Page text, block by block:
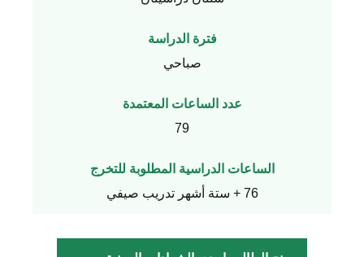
فترة الدراسة
صباحي
عدد الساعات المعتمدة
79
الساعات الدراسية المطلوبة للتخرج
76 + ستة أشهر تدريب صيفي